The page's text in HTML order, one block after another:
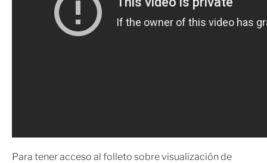
Para tener acceso al folleto sobre visualización de